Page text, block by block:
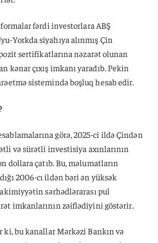
fərdi investorlara ABŞ
Yorkda siyahıya alınmış Çin
sertifikatlarına nəzarət olunan
kənar çıxış imkanı yaradıb. Pekin
sistemində boşluq hesab edir.
görə, 2025-ci ildə Çindən
və sürətli investisiya axınlarının
dollara çatıb. Bu, məlumatların
2006-cı ildən bəri ən yüksək
sərhədlərarası pul
imkanlarının zəiflədiyini göstərir.
ki, bu kanallar Mərkəzi Bankın və